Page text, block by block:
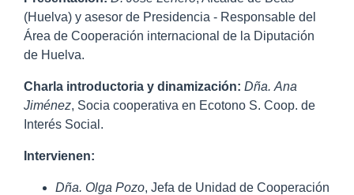
(Huelva) y asesor de Presidencia - Responsable del
Área de Cooperación internacional de la Diputación
de Huelva.
Charla introductoria y dinamización: Dña. Ana
Jiménez, Socia cooperativa en Ecotono S. Coop. de
Interés Social.
Intervienen:
Dña. Olga Pozo, Jefa de Unidad de Cooperación